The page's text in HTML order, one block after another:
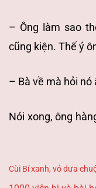
– Ông làm sao
cũng kiện. Thế ý
– Bà về mà hỏi nó
Nói xong, ông
Cùi Bí xanh, vỏ dưa